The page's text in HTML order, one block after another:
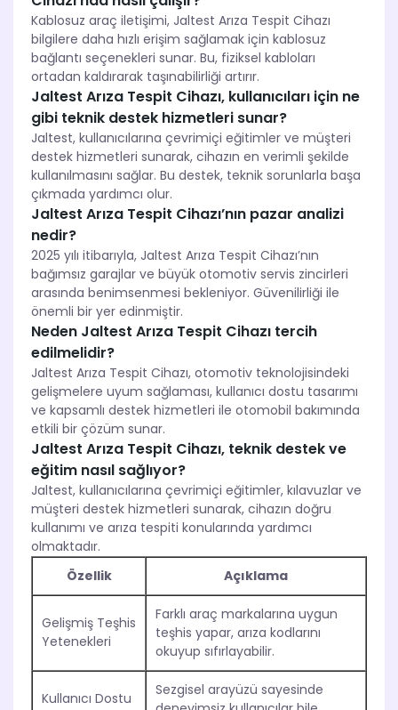
Kablosuz araç iletişimi, Jaltest Arıza Tespit Cihazı
bilgilere daha hızlı erişim sağlamak için kablosuz
bağlantı seçenekleri sunar. Bu, fiziksel kabloları
ortadan kaldırarak taşınabilirliği artırır.
Jaltest Arıza Tespit Cihazı, kullanıcıları için ne
gibi teknik destek hizmetleri sunar?
Jaltest, kullanıcılarına çevrimiçi eğitimler ve müşteri
destek hizmetleri sunarak, cihazın en verimli şekilde
kullanılmasını sağlar. Bu destek, teknik sorunlarla başa
çıkmada yardımcı olur.
Jaltest Arıza Tespit Cihazı’nın pazar analizi
nedir?
2025 yılı itibarıyla, Jaltest Arıza Tespit Cihazı’nın
bağımsız garajlar ve büyük otomotiv servis zincirleri
arasında benimsenmesi bekleniyor. Güvenilirliği ile
önemli bir yer edinmiştir.
Neden Jaltest Arıza Tespit Cihazı tercih
edilmelidir?
Jaltest Arıza Tespit Cihazı, otomotiv teknolojisindeki
gelişmelere uyum sağlaması, kullanıcı dostu tasarımı
ve kapsamlı destek hizmetleri ile otomobil bakımında
etkili bir çözüm sunar.
Jaltest Arıza Tespit Cihazı, teknik destek ve
eğitim nasıl sağlıyor?
Jaltest, kullanıcılarına çevrimiçi eğitimler, kılavuzlar ve
müşteri destek hizmetleri sunarak, cihazın doğru
kullanımı ve arıza tespiti konularında yardımcı
olmaktadır.
Özellik
Açıklama
Gelişmiş Teşhis
Yetenekleri
Farklı araç markalarına uygun
teşhis yapar, arıza kodlarını
okuyup sıfırlayabilir.
Kullanıcı Dostu
Sezgisel arayüzü sayesinde